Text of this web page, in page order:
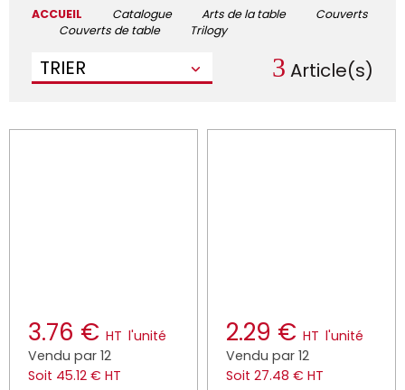
ACCUEIL Catalogue Arts de la table
Couverts
Couverts de table
Trilogy
TRIER 3 Article(s)
3.76 € HT l'unité
Vendu par 12
Soit 45.12 € HT
2.29 € HT l'unité
Vendu par 12
Soit 27.48 € HT